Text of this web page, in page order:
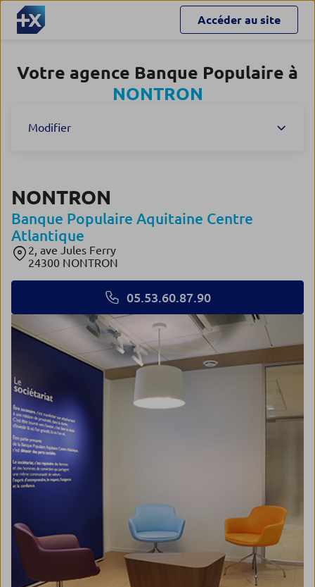
Accéder au site
Votre agence Banque Populaire à
NONTRON
Modifier
NONTRON
Banque Populaire Aquitaine Centre
Atlantique
2, ave Jules Ferry
24300 NONTRON
05.53.60.87.90